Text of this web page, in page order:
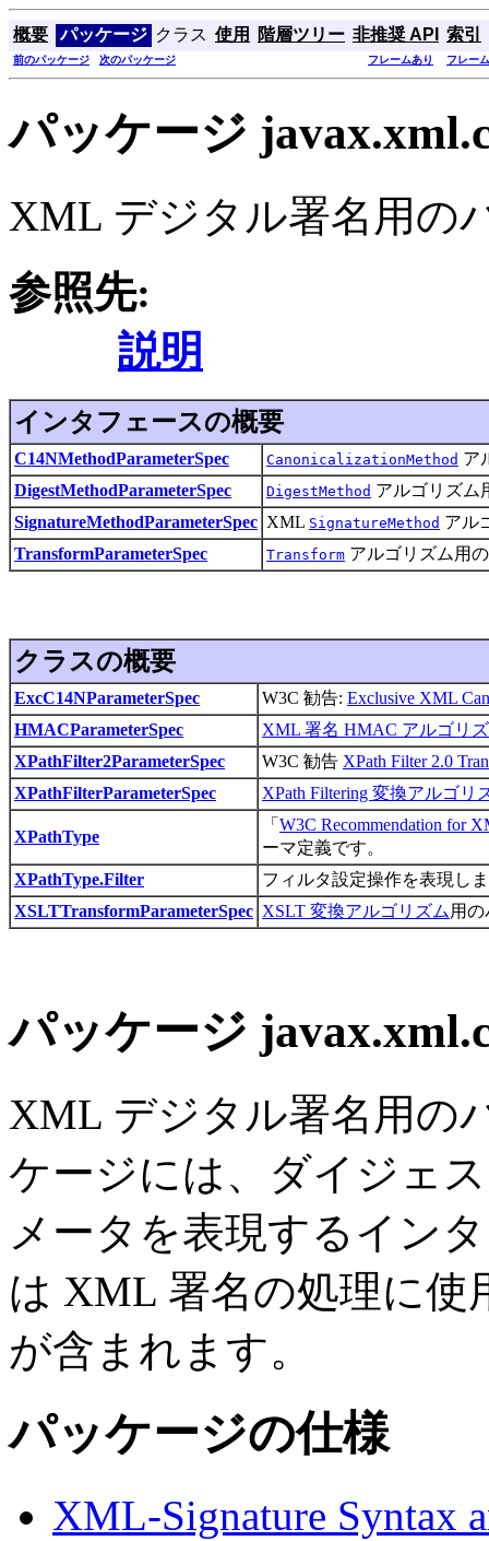
概要 パッケージ クラス 使用 階層ツリー 非推奨 API 索引
前のパッケージ 次のパッケージ フレームあり フレー
パッケージ
XML デジタル署名用の
参照先:
説明
インタフェースの概要
C14NMethodParameterSpec CanonicalizationMethod ア
DigestMethodParameterSpec
DigestMethod アルゴリズム
SignatureMethodParameterSpec XML SignatureMethod アル
TransformParameterSpec
Transform アルゴリズム用
クラスの概要
ExcC14NParameterSpec W3C 勧告: Exclusive XML
HMACParameterSpec
XML 署名 HMAC アルゴリ
XPathFilter2ParameterSpec
W3C 勧告 XPath Filter 2.0
XPathFilterParameterSpec
XPath Filtering 変換アルゴリ
XPathType
「 W3C Recommendation for
ーマ定義です。
XPathType.Filter
フィルタ設定操作を表現し
XSLTTransformParameterSpec XSLT 変換アルゴリズム 用
パッケージ
XML デジタル署名用の
ケージには、ダイジェ
メータを表現するイン
は XML 署名の処理に
が含まれます。
パッケージの仕様
XML-Signature Syntax